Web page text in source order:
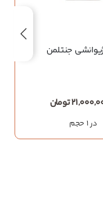
جنتلمن
در 1 حجم